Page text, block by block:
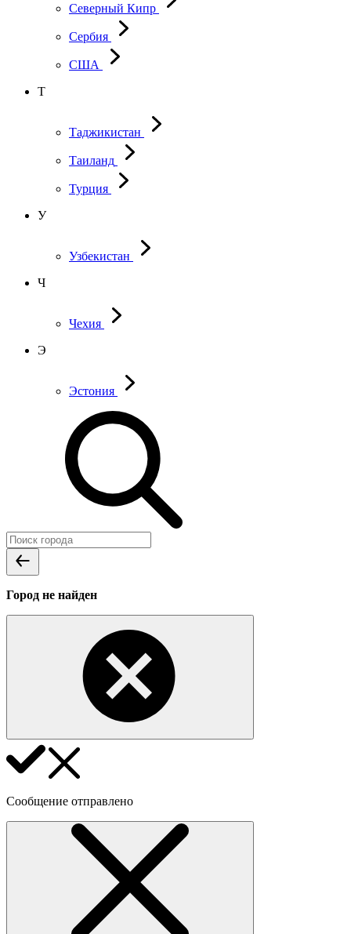
Северный Кипр
Сербия
США
Т
Таджикистан
Таиланд
Турция
У
Узбекистан
Ч
Чехия
Э
Эстония
Город не найден
Сообщение отправлено